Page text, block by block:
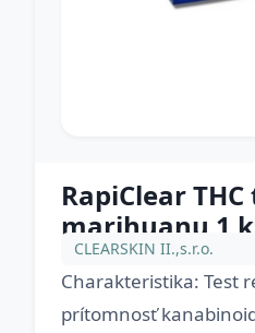
RapiClear
marihuanu 1
CLEARSKIN II.,s.r.o.
Charakteristika: Test
prítomnosť